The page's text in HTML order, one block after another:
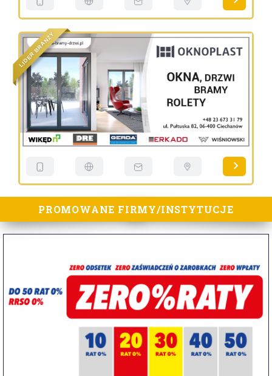
LI
DER
BRAN
Ż
Y
PROMOWANE FIRMY/INSTYTUCJE